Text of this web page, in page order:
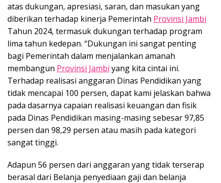
atas dukungan, apresiasi, saran, dan masukan yang
diberikan terhadap kinerja Pemerintah Provinsi Jambi
Tahun 2024, termasuk dukungan terhadap program
lima tahun kedepan. “Dukungan ini sangat penting
bagi Pemerintah dalam menjalankan amanah
membangun Provinsi Jambi yang kita cintai ini.
Terhadap realisasi anggaran Dinas Pendidikan yang
tidak mencapai 100 persen, dapat kami jelaskan bahwa
pada dasarnya capaian realisasi keuangan dan fisik
pada Dinas Pendidikan masing-masing sebesar 97,85
persen dan 98,29 persen atau masih pada kategori
sangat tinggi.
Adapun 56 persen dari anggaran yang tidak terserap
berasal dari Belanja penyediaan gaji dan belanja